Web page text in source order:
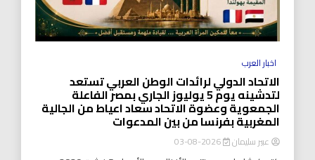
اخبار العرب
الاتحاد الدولي لرائدات الوطن العربي تستعد
لتدشينه يوم 5 يوليوز الجاري بمصر الفاعلة
الجمعوية وعضوة الاتحاد سعاد اعياط من الجالية
المغربية بفرنسا من بين المدعوات
عبير سليمان 2026-08-03